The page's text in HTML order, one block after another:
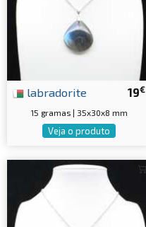
19€
labradorite
15 gramas | 35x30x8 mm
Veja o produto